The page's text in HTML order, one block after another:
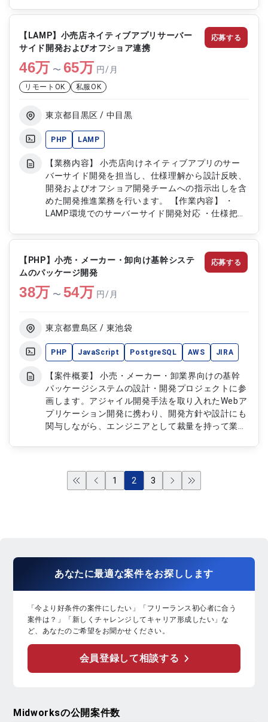
イン会社の4社による協業体制で開発を進めます。
【作業内容】 ・SwiftおよびJavaを用いたiOS／
Androidネイティブアプリのフロントエンド開発 ・
Figmaデザインデータを基にした画面コーディング
・ヘッダー、フッター、マイページ機能の実装 ・
SHOPニュースおよびランキング機能の実装 ・関係
チームとの連携および実装内容の調整
【LAMP】小売店ネイティブアプリサーバー
サイド開発およびオフショア連携
46万 〜 65万 円/月
リモートOK 私服OK
東京都目黒区 / 中目黒
PHP LAMP
【業務内容】 小売店向けネイティブアプリのサー
バーサイド開発を担当し、仕様理解から設計反映、
開発およびオフショア開発チームへの指示出しを含
めた開発推進業務を行います。 【作業内容】 ・
LAMP環境でのサーバーサイド開発対応 ・仕様把握
フショア開発メンバーとの進捗管理および調整 ・
自身による実装およびコードレビュー対応 ・APIや
バックエンド機能の設計および改修対応
応募する
【PHP】小売・メーカー・卸向け基幹システ
ムのパッケージ開発
38万 〜 54万 円/月
東京都豊島区 / 東池袋
PHP JavaScript PostgreSQL AWS JIRA
【案件概要】 小売・メーカー・卸業界向けの基幹
パッケージシステムの設計・開発プロジェクトに参
画します。アジャイル開発手法を取り入れたWebア
プリケーション開発に携わり、開発方針や設計にも
関与しながら、エンジニアとして裁量を持って業務
よび実装 ・業務系システムの開発およびメンテナ
ンス ・エンジニアチームのメンバーと連携したス
応募する
1 2 3
あなたに最適な案件をお探し します
「今より好条件の案件にしたい」「フリーランス初心者に合う
案件は？」「新しくチャレンジしてキャリア形成したい」な
ど、あなたのご希望をお聞かせください。
会員登録して相談する
Midworksの公開案件数